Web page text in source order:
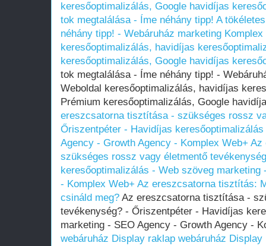
keresőoptimalizálás, Google havidíjas
tok megtalálása - Íme néhány tipp! A
néhány tipp! - Webáruház marketing
keresőoptimalizálás, havidíjas
keresőoptimalizálás, Google havidíjas
tok megtalálása - Íme néhány tipp! -
Weboldal keresőoptimalizálás, havidíjas
Prémium keresőoptimalizálás, Google
ereszcsatorna tisztítása - szükséges rossz
Őriszentpéter - Havidíjas
Agency - Growth Agency - Komplex Web+ Az
szükséges rossz vagy életmentő
keresőoptimalizálás - Web szöveg marketing
- Komplex Web+ Az ereszcsatorna tisztítás:
csináld meg? Az ereszcsatorna tisztítása -
tevékenység? - Őriszentpéter - Havidíjas
marketing - SEO Agency - Growth Agency -
webáruház Display raklap webáruház Display